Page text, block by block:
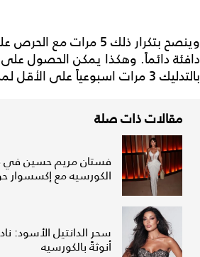
وينصح بتكرار ذلك 5 مرات
دافئة دائماً. وهكذا يمكن الحصول
بالتدليك 3 مرات اسبوعياً على الأقل لمدة أسبوعين.
مقالات ذات صلة
فستان مريم حسين
الكورسيه مع إكسسوار
سحر الدانتيل الأسود:
أنوثةً بالكورسيه